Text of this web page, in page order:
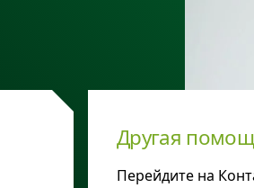
Другая
Перейдите на